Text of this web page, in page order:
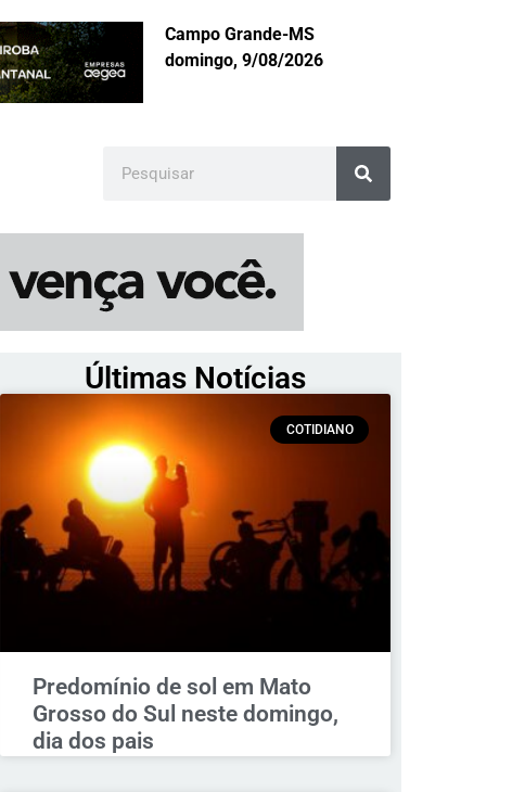
Campo Grande-MS
domingo, 9/08/2026
Últimas Notícias
COTIDIANO
Predomínio de sol em Mato
Grosso do Sul neste domingo,
dia dos pais